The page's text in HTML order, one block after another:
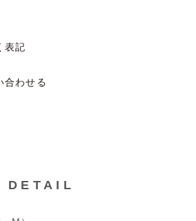
表記
合わせる
DETAIL